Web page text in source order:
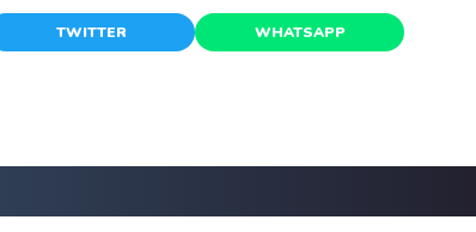
TWITTER WHATSAPP